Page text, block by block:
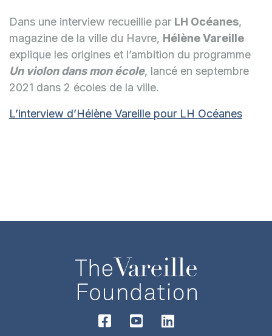
Dans une interview recueillie par LH Océanes,
magazine de la ville du Havre, Hélène Vareille
explique les origines et l’ambition du programme
Un violon dans mon école, lancé en septembre
2021 dans 2 écoles de la ville.
L’interview d’Hélène Vareille pour LH Océanes